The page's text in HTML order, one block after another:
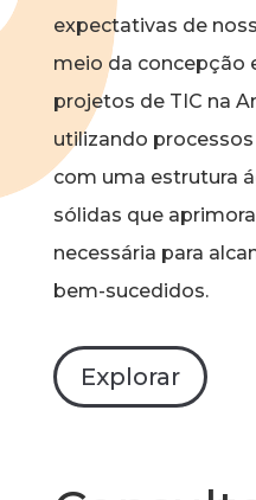
expectativas de
meio da concepção
projetos de TIC na
utilizando
com uma estrutura
sólidas que
necessária para
bem-sucedidos.
Explorar